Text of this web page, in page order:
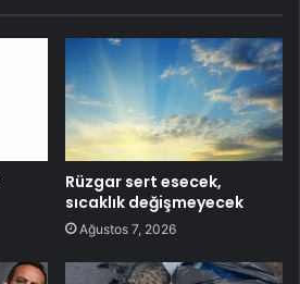
Rüzgar sert esecek,
sıcaklık değişmeyecek
Ağustos 7, 2026